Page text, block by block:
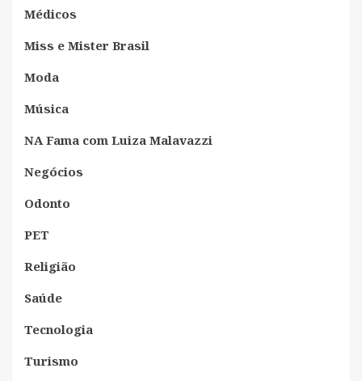
Médicos
Miss e Mister Brasil
Moda
Música
NA Fama com Luiza Malavazzi
Negócios
Odonto
PET
Religião
Saúde
Tecnologia
Turismo